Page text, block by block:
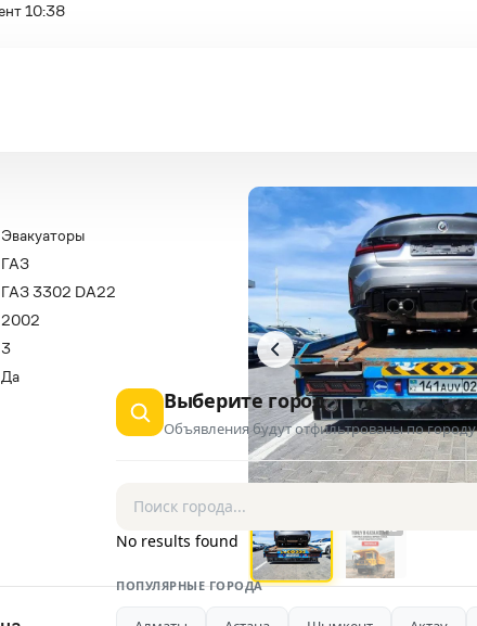
10:38
Эвакуаторы
ГАЗ
ГАЗ 3302 DA22
2002
3
Да
AD
Выберите город
Объявления будут отфильтрованы по городу
No results found
ПОПУЛЯРНЫЕ ГОРОДА